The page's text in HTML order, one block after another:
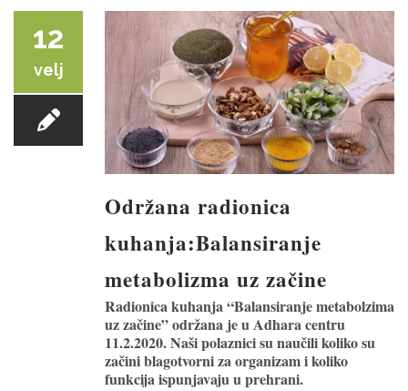
YOGA I TRENINZI
12
velj
Održana radionica
kuhanja:Balansiranje
metabolizma uz začine
Radionica kuhanja “Balansiranje metabolzima
uz začine” održana je u Adhara centru
11.2.2020. Naši polaznici su naučili koliko su
začini blagotvorni za organizam i koliko
funkcija ispunjavaju u prehrani.